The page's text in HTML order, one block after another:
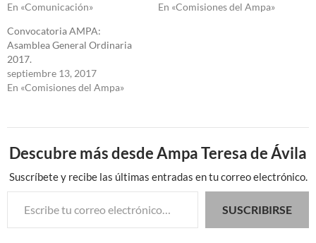
En «Comunicación»
En «Comisiones del Ampa»
Convocatoria AMPA:
Asamblea General Ordinaria
2017.
septiembre 13, 2017
En «Comisiones del Ampa»
Descubre más desde Ampa Teresa de Ávila
Suscríbete y recibe las últimas entradas en tu correo electrónico.
Escribe tu correo electrónico…
SUSCRIBIRSE